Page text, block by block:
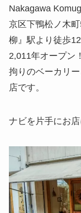
Nakagawa
京区下鴨松ノ木
柳』駅より徒歩
2,011年オープン
拘りのベーカリ
店です。
ナビを片手にお店